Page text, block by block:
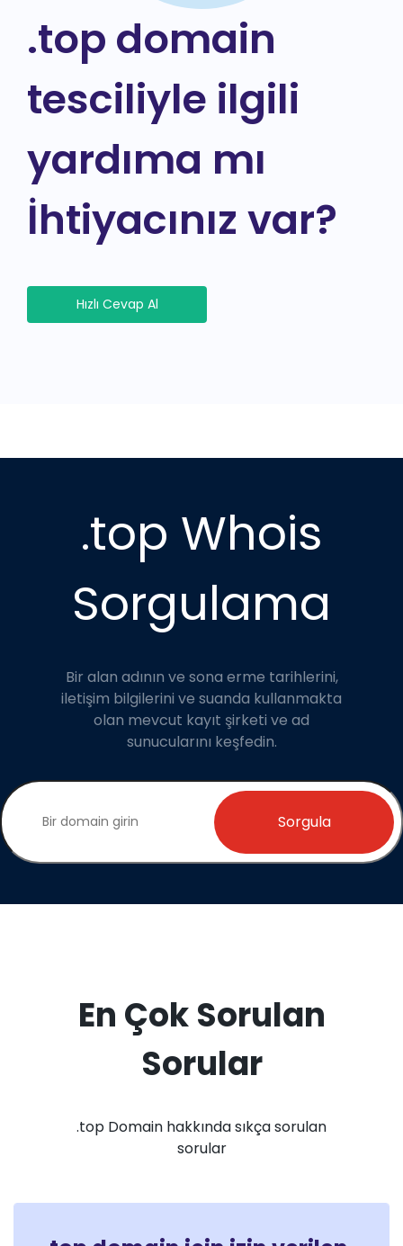
.top domain
tesciliyle ilgili
yardıma mı
İhtiyacınız var?
Hızlı Cevap Al
.top Whois
Sorgulama
Bir alan adının ve sona erme tarihlerini,
iletişim bilgilerini ve suanda kullanmakta
olan mevcut kayıt şirketi ve ad
sunucularını keşfedin.
Sorgula
En Çok Sorulan
Sorular
.top Domain hakkında sıkça sorulan
sorular